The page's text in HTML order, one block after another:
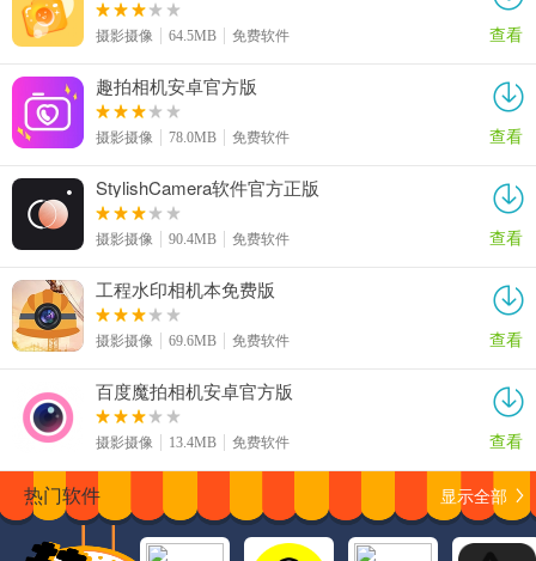
摄影摄像 64.5MB 免费软件 查看
趣拍相机安卓官方版
摄影摄像 78.0MB 免费软件 查看
StylishCamera软件官方正版
摄影摄像 90.4MB 免费软件 查看
工程水印相机本免费版
摄影摄像 69.6MB 免费软件 查看
百度魔拍相机安卓官方版
摄影摄像 13.4MB 免费软件 查看
热门软件 显示全部